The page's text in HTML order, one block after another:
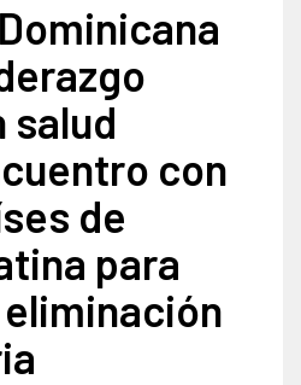
salud
con
de
para